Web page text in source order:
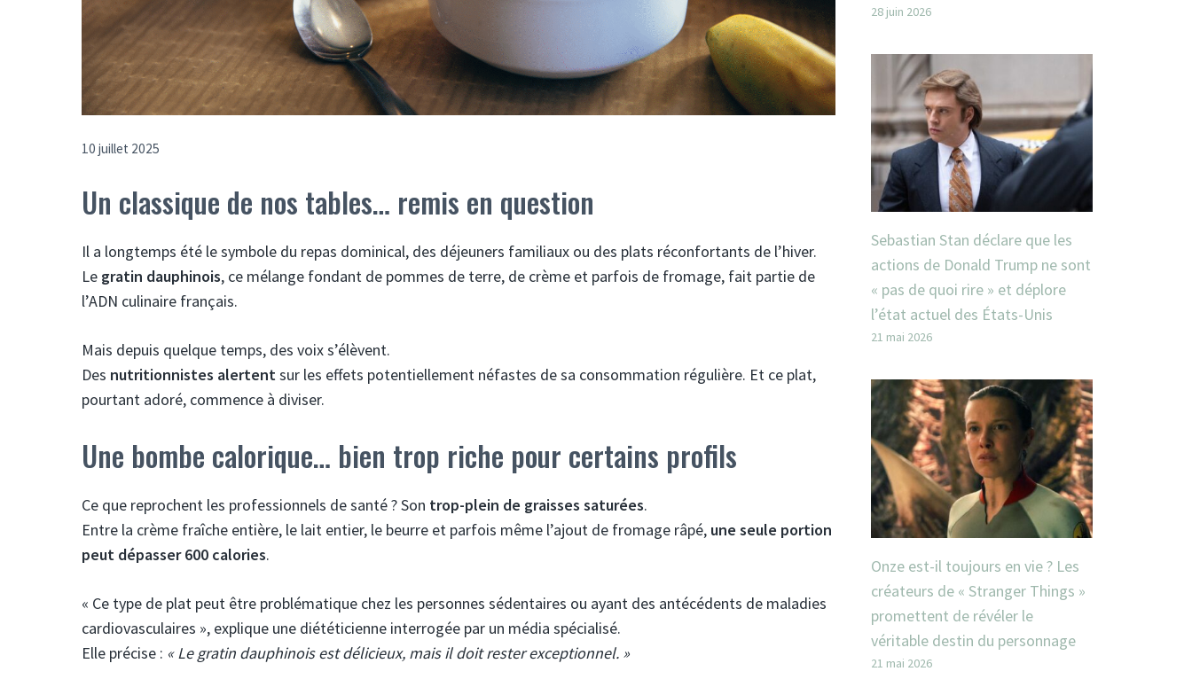
10 juillet 2025
Un classique de nos tables… remis en question
Il a longtemps été le symbole du repas dominical, des déjeuners familiaux ou des plats réconfortants de l’hiver.
Le gratin dauphinois, ce mélange fondant de pommes de terre, de crème et parfois de fromage, fait partie de
l’ADN culinaire français.
Mais depuis quelque temps, des voix s’élèvent.
Des nutritionnistes alertentsur les effets potentiellement néfastes de sa consommation régulière. Et ce plat,
pourtant adoré, commence à diviser.
Une bombe calorique… bien trop riche pour certains profils
Ce que reprochent les professionnels de santé ? Son trop-plein de graisses saturées.
Entre la crème fraîche entière, le lait entier, le beurre et parfois même l’ajout de fromage râpé, une seule portion
peut dépasser 600 calories.
« Ce type de plat peut être problématique chez les personnes sédentaires ou ayant des antécédents de maladies
cardiovasculaires », explique une diététicienne interrogée par un média spécialisé.
Elle précise : « Le gratin dauphinois est délicieux, mais il doit rester exceptionnel. »
28 juin 2026
Sebastian Stan déclare que les
actions de Donald Trump ne sont
« pas de quoi rire » et déplore
l’état actuel des États-Unis
21 mai 2026
Onze est-il toujours en vie ? Les
créateurs de « Stranger Things »
promettent de révéler le
véritable destin du personnage
21 mai 2026